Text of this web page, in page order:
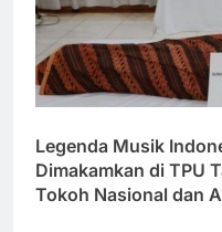
Legenda Musik
Dimakamkan di TPU
Tokoh Nasional dan